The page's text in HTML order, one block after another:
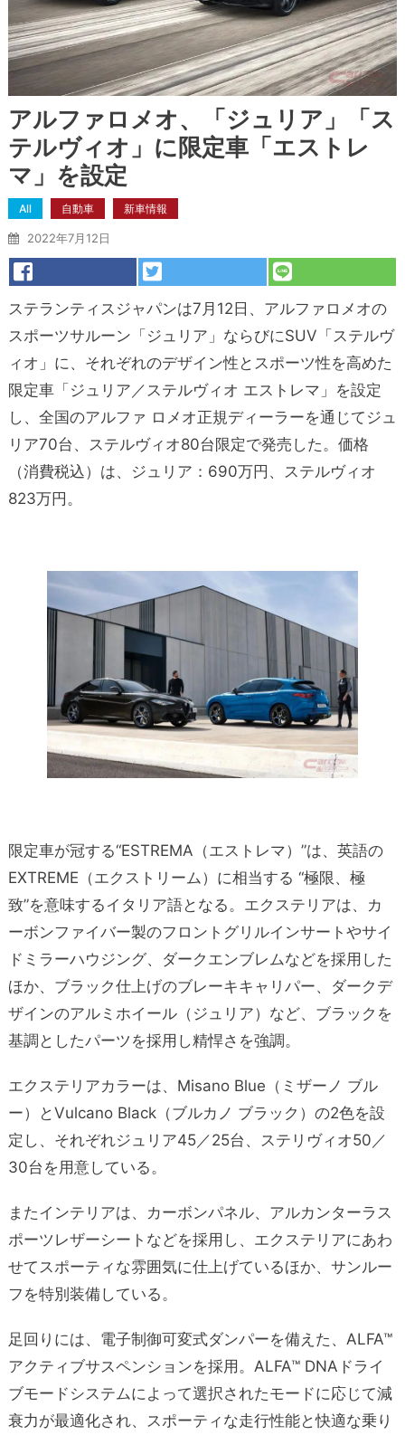
アルファロメオ、「ジュリア」「ス
テルヴィオ」に限定車「エストレ
マ」を設定
All 自動車 新車情報
2022年7月12日
ステランティスジャパンは7月12日、アルファロメオの
スポーツサルーン「ジュリア」ならびにSUV「ステルヴ
ィオ」に、それぞれのデザイン性とスポーツ性を高めた
限定車「ジュリア／ステルヴィオ エストレマ」を設定
し、全国のアルファ ロメオ正規ディーラーを通じてジュ
リア70台、ステルヴィオ80台限定で発売した。価格
（消費税込）は、ジュリア：690万円、ステルヴィオ
823万円。
限定車が冠する“ESTREMA（エストレマ）”は、英語の
EXTREME（エクストリーム）に相当する “極限、極
致”を意味するイタリア語となる。エクステリアは、カ
ーボンファイバー製のフロントグリルインサートやサイ
ドミラーハウジング、ダークエンブレムなどを採用した
ほか、ブラック仕上げのブレーキキャリパー、ダークデ
ザインのアルミホイール（ジュリア）など、ブラックを
基調としたパーツを採用し精悍さを強調。
エクステリアカラーは、Misano Blue（ミザーノ ブル
ー）とVulcano Black（ブルカノ ブラック）の2色を設
定し、それぞれジュリア45／25台、ステリヴィオ50／
30台を用意している。
またインテリアは、カーボンパネル、アルカンターラス
ポーツレザーシートなどを採用し、エクステリアにあわ
せてスポーティな雰囲気に仕上げているほか、サンルー
フを特別装備している。
足回りには、電子制御可変式ダンパーを備えた、ALFA™
アクティブサスペンションを採用。ALFA™ DNAドライ
ブモードシステムによって選択されたモードに応じて減
衰力が最適化され、スポーティな走行性能と快適な乗り